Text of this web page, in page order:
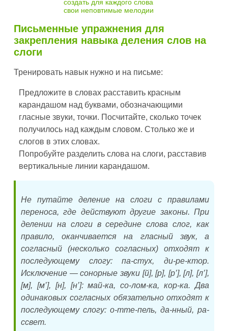
создать для каждого слова
свои неповтимые мелодии
Письменные упражнения для
закрепления навыка деления слов на
слоги
Тренировать навык нужно и на письме:
Предложите в словах расставить красным
карандашом над буквами, обозначающими
гласные звуки, точки. Посчитайте, сколько точек
получилось над каждым словом. Столько же и
слогов в этих словах.
Попробуйте разделить слова на слоги, расставив
вертикальные линии карандашом.
Не путайте деление на слоги с правилами
переноса, где действуют другие законы. При
делении на слоги в середине слова слог, как
правило, оканчивается на гласный звук, а
согласный (несколько согласных) отходят к
последующему слогу: па-стух, ди-ре-ктор.
Исключение — сонорные звуки [й], [р], [р’], [л], [л’],
[м], [м’], [н], [н’]: май-ка, со-лом-ка, кор-ка. Два
одинаковых согласных обязательно отходят к
последующему слогу: о-тте-пель, да-нный, ра-
ссвет.